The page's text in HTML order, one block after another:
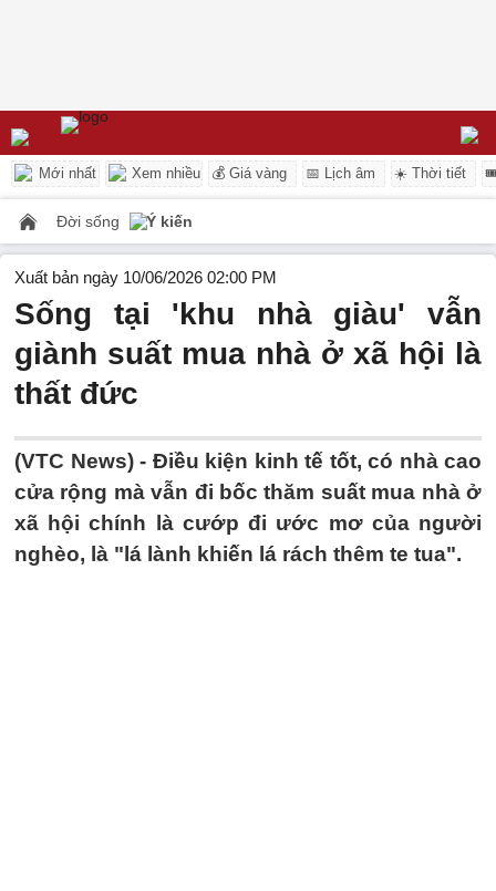
Mới nhất Xem nhiều 💰 Giá vàng 📅 Lịch âm ☀️ Thời tiết
Đời sống Ý kiến
Xuất bản ngày 10/06/2026 02:00 PM
Sống tại 'khu nhà giàu' vẫn
giành suất mua nhà ở xã hội là
thất đức
(VTC News) - Điều kiện kinh tế tốt, có nhà cao
cửa rộng mà vẫn đi bốc thăm suất mua nhà ở
xã hội chính là cướp đi ước mơ của người
nghèo, là "lá lành khiến lá rách thêm te tua".